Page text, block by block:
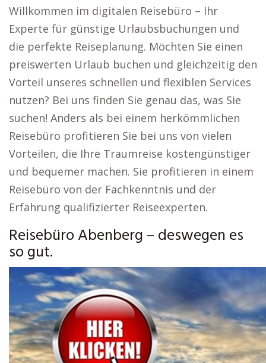
Willkommen im digitalen Reisebüro – Ihr
Experte für günstige Urlaubsbuchungen und
die perfekte Reiseplanung. Möchten Sie einen
preiswerten Urlaub buchen und gleichzeitig den
Vorteil unseres schnellen und flexiblen Services
nutzen? Bei uns finden Sie genau das, was Sie
suchen! Anders als bei einem herkömmlichen
Reisebüro profitieren Sie bei uns von vielen
Vorteilen, die Ihre Traumreise kostengünstiger
und bequemer machen. Sie profitieren in einem
Reisebüro von der Fachkenntnis und der
Erfahrung qualifizierter Reiseexperten.
Reisebüro Abenberg – deswegen es
so gut.